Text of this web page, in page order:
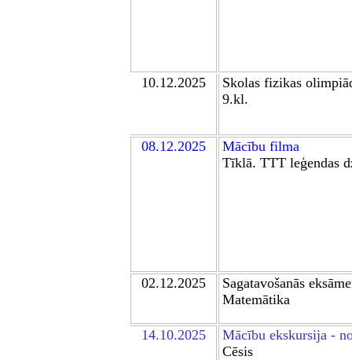
10.12.2025 Skolas fizikas
9.kl.
08.12.2025 Mācību filma
Tīklā. TTT leģendas
02.12.2025
Sagatavošanās
Matemātika
14.10.2025
Mācību ekskursija -
Cēsis